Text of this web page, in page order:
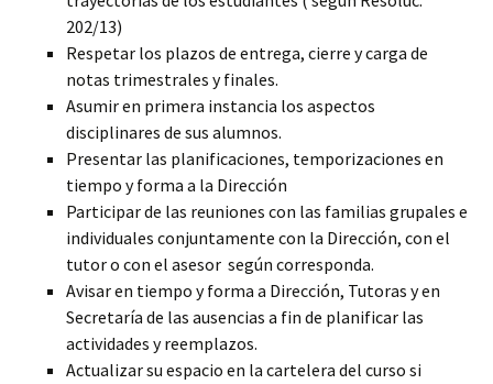
202/13)
Respetar los plazos de entrega, cierre y carga de
notas trimestrales y finales.
Asumir en primera instancia los aspectos
disciplinares de sus alumnos.
Presentar las planificaciones, temporizaciones en
tiempo y forma a la Dirección
Participar de las reuniones con las familias grupales e
individuales conjuntamente con la Dirección, con el
tutor o con el asesor según corresponda.
Avisar en tiempo y forma a Dirección, Tutoras y en
Secretaría de las ausencias a fin de planificar las
actividades y reemplazos.
Actualizar su espacio en la cartelera del curso si